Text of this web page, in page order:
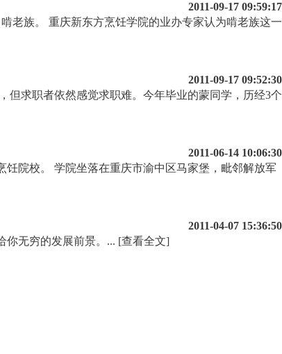
2011-09-17 09:59:17
老族。 重庆新东方烹饪学院的业办专家认为啃老族这一
2011-09-17 09:52:30
但求职者依然感觉求职难。今年毕业的蒙同学，历经3个
2011-06-14 10:06:30
院校。 学院坐落在重庆市渝中区马家堡，毗邻解放军
2011-04-07 15:36:50
你无穷的发展前景。... [查看全文]